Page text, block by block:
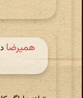
همیرضا